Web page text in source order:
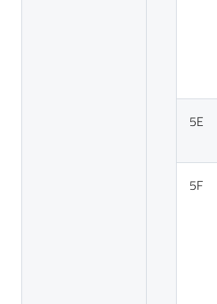
5E
5F